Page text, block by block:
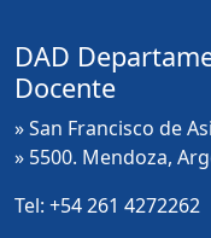
DAD
Docente
» San Francisco de
» 5500. Mendoza,
Tel: +54 261 4272262